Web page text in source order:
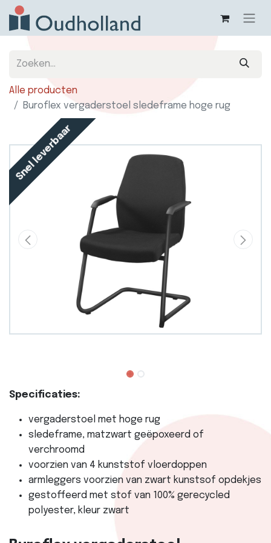
Alle producten
Buroflex vergaderstoel sledeframe hoge rug
Snel leverbaar
Specificaties:
vergaderstoel met hoge rug
sledeframe, matzwart geëpoxeerd of
verchroomd
voorzien van 4 kunststof vloerdoppen
armleggers voorzien van zwart kunstsof opdekjes
gestoffeerd met stof van 100% gerecycled
polyester, kleur zwart